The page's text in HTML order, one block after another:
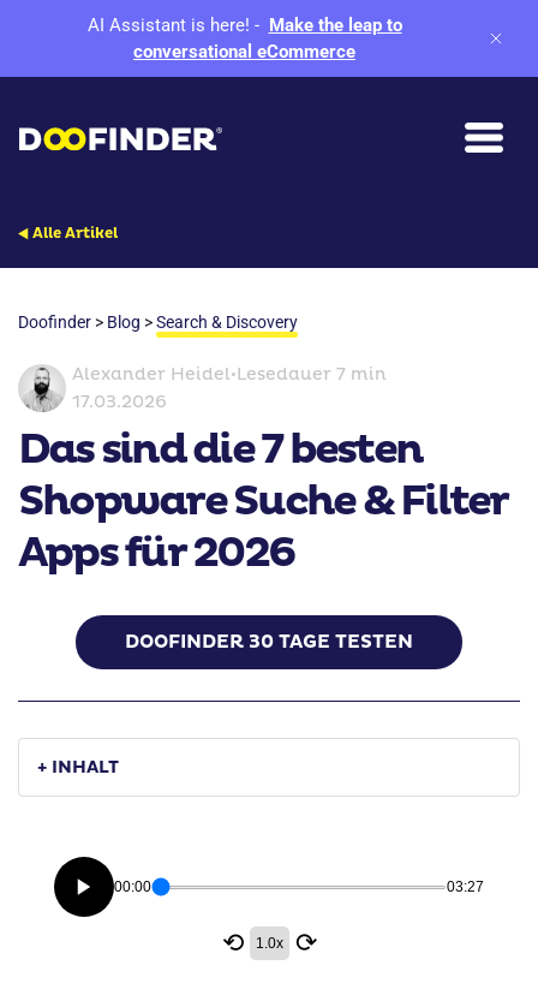
AI Assistant is here! - Make the leap to
conversational eCommerce
Alle Artikel
Doofinder > Blog >Search & Discovery
Alexander Heidel•Lesedauer 7 min
17.03.2026
Das sind die 7 besten
Shopware Suche & Filter
Apps für 2026
DOOFINDER 30 TAGE TESTEN
+ INHALT
00:00 03:27
⟲ 1.0x ⟳